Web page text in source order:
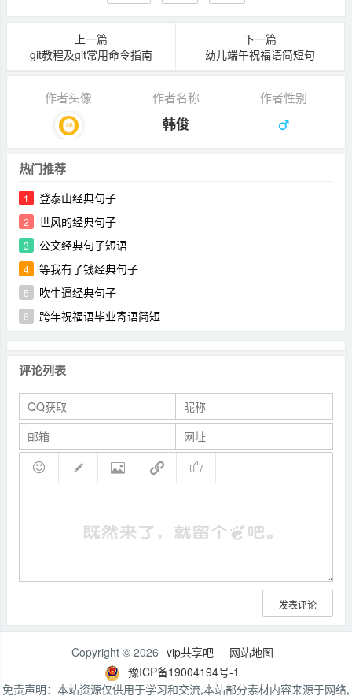
上一篇
git教程及git常用命令指南
下一篇
幼儿端午祝福语简短句
作者头像 作者名称 作者性别
韩俊
热门推荐
1 登泰山经典句子
2 世风的经典句子
3 公文经典句子短语
4 等我有了钱经典句子
5 吹牛逼经典句子
6 跨年祝福语毕业寄语简短
评论列表
发表评论
Copyright © 2026 vip共享吧
网站地图
豫ICP备19004194号-1
免责声明：本站资源仅供用于学习和交流,本站部分素材内容来源于网络,